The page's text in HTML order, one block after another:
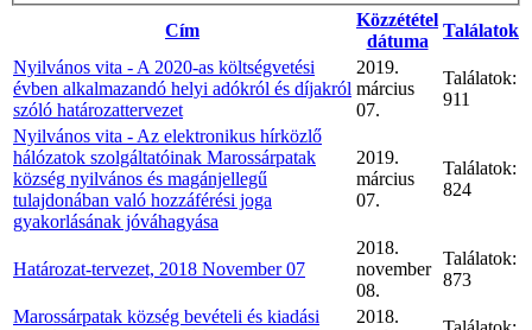
Cím
Közzététel
dátuma
Találatok
Nyilvános vita - A 2020-as költségvetési
évben alkalmazandó helyi adókról és díjakról
szóló határozattervezet
2019.
március
07.
Találatok:
911
Nyilvános vita - Az elektronikus hírközlő
hálózatok szolgáltatóinak Marossárpatak
község nyilvános és magánjellegű
tulajdonában való hozzáférési joga
gyakorlásának jóváhagyása
2019.
március
07.
Találatok:
824
Határozat-tervezet, 2018 November 07
2018.
november
08.
Találatok:
873
Marossárpatak község bevételi és kiadási
2018.